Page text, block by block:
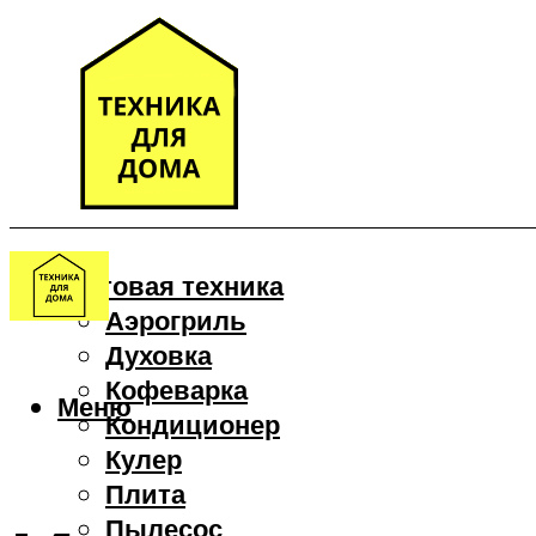
Бытовая техника
Аэрогриль
Духовка
Кофеварка
Кондиционер
Кулер
Плита
Пылесос
Меню